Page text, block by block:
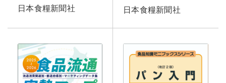
日本食糧新聞社
日本食糧新聞社